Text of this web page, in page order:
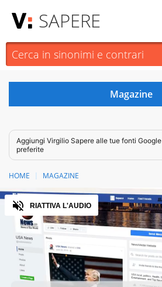
SAPERE
Aggiungi Virgilio Sapere alle tue fonti Google
preferite
HOME MAGAZINE
Audio
RIATTIVA L'AUDIO